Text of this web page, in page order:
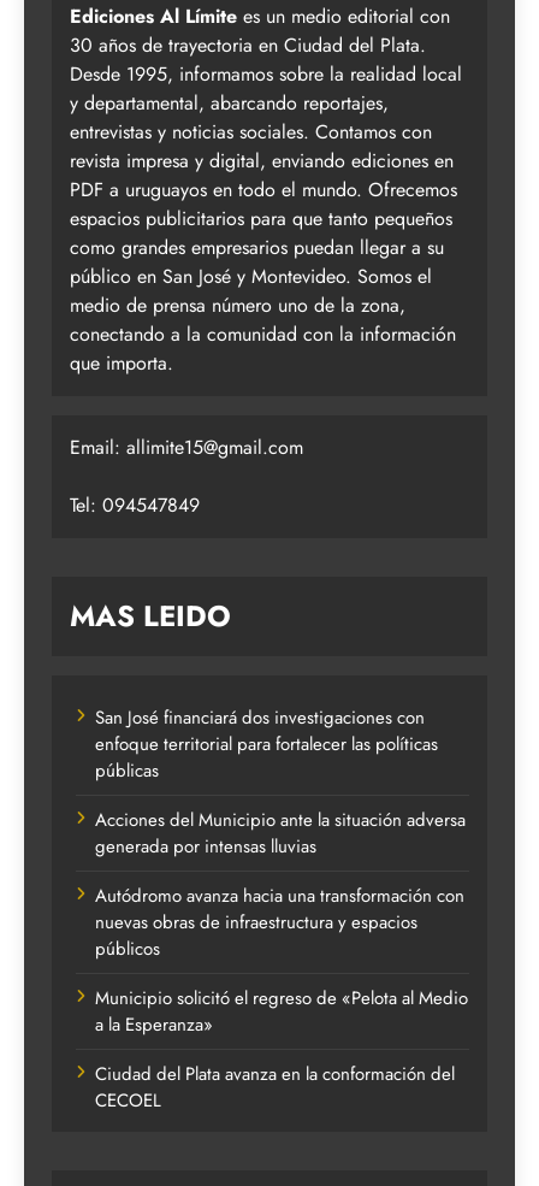
Ediciones Al Límite es un medio editorial con
30 años de trayectoria en Ciudad del Plata.
Desde 1995, informamos sobre la realidad local
y departamental, abarcando reportajes,
entrevistas y noticias sociales. Contamos con
revista impresa y digital, enviando ediciones en
PDF a uruguayos en todo el mundo. Ofrecemos
espacios publicitarios para que tanto pequeños
como grandes empresarios puedan llegar a su
público en San José y Montevideo. Somos el
medio de prensa número uno de la zona,
conectando a la comunidad con la información
que importa.
Email: allimite15@gmail.com
Tel: 094547849
MAS LEIDO
San José financiará dos investigaciones con
enfoque territorial para fortalecer las políticas
públicas
Acciones del Municipio ante la situación adversa
generada por intensas lluvias
Autódromo avanza hacia una transformación con
nuevas obras de infraestructura y espacios
públicos
Municipio solicitó el regreso de «Pelota al Medio
a la Esperanza»
Ciudad del Plata avanza en la conformación del
CECOEL